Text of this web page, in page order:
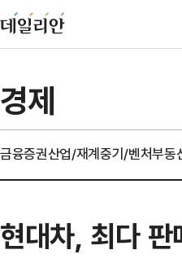
경제
금융증권산업/재계중기/벤처부동
현대차, 최다